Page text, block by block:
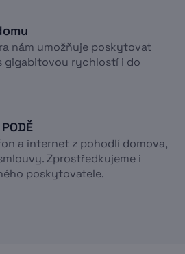
nám umožňuje poskytovat
gigabitovou rychlostí i do
a internet z pohodlí domova,
Zprostředkujeme i
poskytovatele.